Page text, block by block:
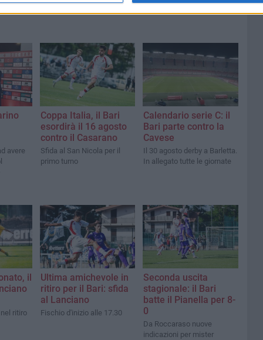
avere
Coppa Italia, il Bari
esordirà il 16 agosto
contro il Casarano
Sfida al San Nicola per il
primo turno
Calendario serie C: il
Bari parte contro la
Cavese
Il 30 agosto derby a Barletta.
In allegato tutte le giornate
il
ritiro
Ultima amichevole in
ritiro per il Bari: sfida
al Lanciano
Fischio d'inizio alle 17.30
Seconda uscita
stagionale: il Bari
batte il Pianella per 8-
0
Da Roccaraso nuove
indicazioni per mister